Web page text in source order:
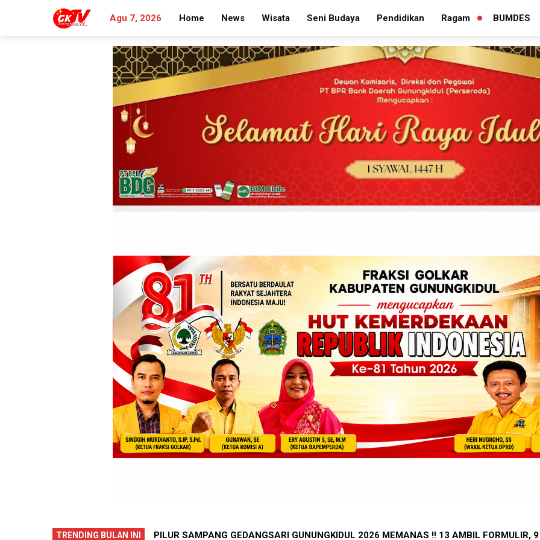
Agu 7, 2026 Home News Wisata Seni Budaya Pendidikan Ragam
PERLUAS
BUMDES
TRENDING BULAN INI
FORMULIR, 9 BAKAL CALON
CERITA HARI PERTAMA MPLS SMKN 1 PONJONG GUNUNGKIDUL, LANGKAH AWAL 252